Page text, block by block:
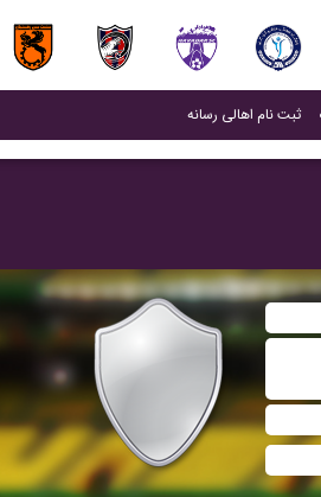
(current) ثبت نام اهالی رسانه
(current)